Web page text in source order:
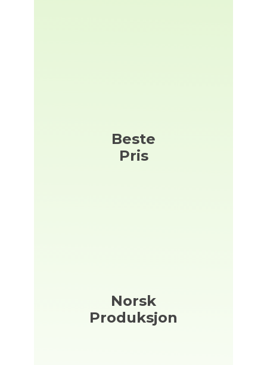
Beste
Pris
Norsk
Produksjon